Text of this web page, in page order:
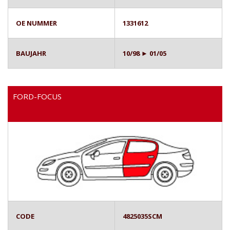
OE NUMMER 1331612
BAUJAHR 10/98 ► 01/05
FORD-FOCUS
CODE 4825035SCM